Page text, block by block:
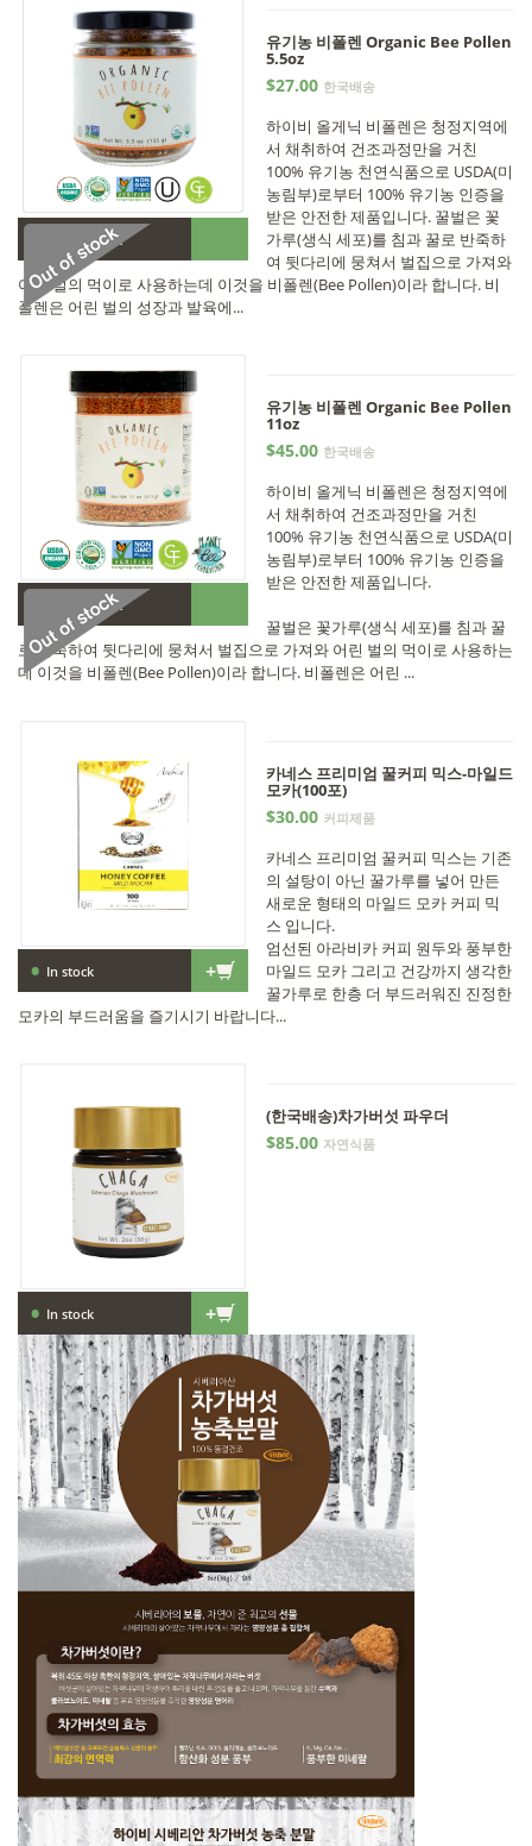
Out of stock
유기농 비폴렌 Organic Bee Pollen
5.5oz
$27.00 한국배송
하이비 올게닉 비폴렌은 청정지역에
서 채취하여 건조과정만을 거친
100% 유기농 천연식품으로 USDA(미
농림부)로부터 100% 유기농 인증을
받은 안전한 제품입니다. 꿀벌은 꽃
가루(생식 세포)를 침과 꿀로 반죽하
여 뒷다리에 뭉쳐서 벌집으로 가져와
어린 벌의 먹이로 사용하는데 이것을 비폴렌(Bee Pollen)이라 합니다. 비
폴렌은 어린 벌의 성장과 발육에...
Out of stock
유기농 비폴렌 Organic Bee Pollen
11oz
$45.00 한국배송
하이비 올게닉 비폴렌은 청정지역에
서 채취하여 건조과정만을 거친
100% 유기농 천연식품으로 USDA(미
농림부)로부터 100% 유기농 인증을
받은 안전한 제품입니다.
꿀벌은 꽃가루(생식 세포)를 침과 꿀
로 반죽하여 뒷다리에 뭉쳐서 벌집으로 가져와 어린 벌의 먹이로 사용하는
데 이것을 비폴렌(Bee Pollen)이라 합니다. 비폴렌은 어린 ...
+
• In stock
카네스 프리미엄 꿀커피 믹스-마일드
모카(100포)
$30.00 커피제품
카네스 프리미엄 꿀커피 믹스는 기존
의 설탕이 아닌 꿀가루를 넣어 만든
새로운 형태의 마일드 모카 커피 믹
스 입니다.
엄선된 아라비카 커피 원두와 풍부한
마일드 모카 그리고 건강까지 생각한
꿀가루로 한층 더 부드러워진 진정한
모카의 부드러움을 즐기시기 바랍니다...
+
• In stock
(한국배송)차가버섯 파우더
$85.00 자연식품